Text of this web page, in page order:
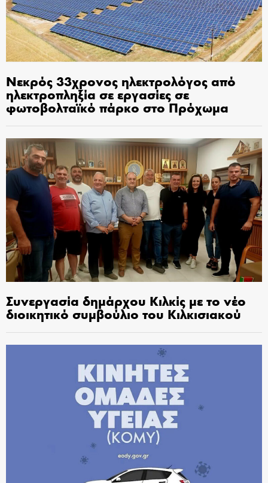
Νεκρός 33χρονος ηλεκτρολόγος από
ηλεκτροπληξία σε εργασίες σε
φωτοβολταϊκό πάρκο στο Πρόχωμα
Συνεργασία δημάρχου Κιλκίς με το νέο
διοικητικό συμβούλιο του Κιλκισιακού